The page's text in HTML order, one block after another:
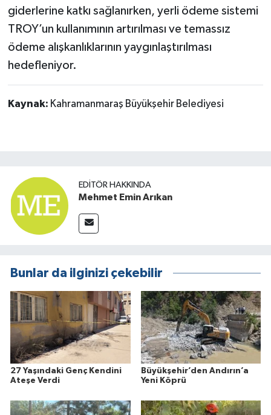
giderlerine katkı sağlanırken, yerli ödeme sistemi
TROY’un kullanımının artırılması ve temassız
ödeme alışkanlıklarının yaygınlaştırılması
hedefleniyor.
Kaynak: Kahramanmaraş Büyükşehir Belediyesi
EDITÖR HAKKINDA
Mehmet Emin Arıkan
Bunlar da ilginizi çekebilir
27 Yaşındaki Genç Kendini
Ateşe Verdi
Büyükşehir’den Andırın’a
Yeni Köprü